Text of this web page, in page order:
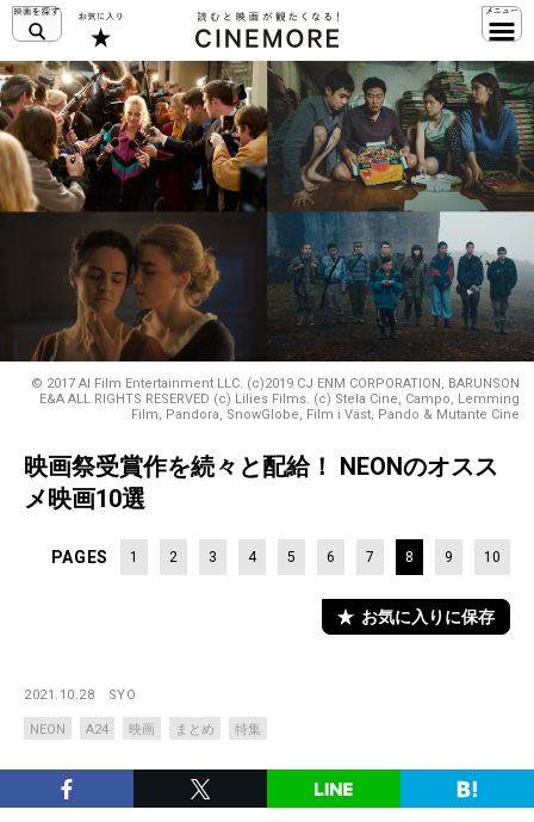
© 2017 AI Film Entertainment LLC. (c)2019 CJ ENM CORPORATION, BARUNSON
E&A ALL RIGHTS RESERVED (c) Lilies Films. (c) Stela Cine, Campo, Lemming
Film, Pandora, SnowGlobe, Film i Väst, Pando & Mutante Cine
映画祭受賞作を続々と配給！ NEONのオスス
メ映画10選
PAGES 1 2 3 4 5 6 7 8 9 10
お気に入りに保存
2021.10.28 SYO
NEON A24 映画 まとめ 特集